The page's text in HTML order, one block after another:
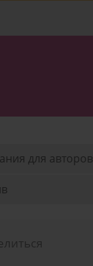
для aвторов